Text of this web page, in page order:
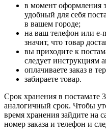
в момент оформления
удобный для себя
в вашем городе;
на ваш телефон или e-
значит, что товар
вы приходите к
следует инструкциям
оплачиваете заказ в
забираете товар.
Срок хранения в постамате
аналогичный срок. Чтобы
время хранения зайдите на
номер заказа и телефон и